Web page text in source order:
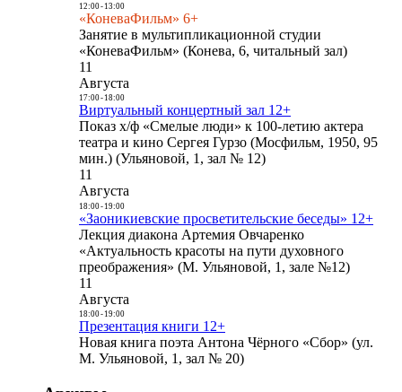
12:00- 13:00
«КоневаФильм» 6+
Занятие в мультипликационной студии
«КоневаФильм» (Конева, 6, читальный зал)
11
Августа
17:00- 18:00
Виртуальный концертный зал 12+
Показ х/ф «Смелые люди» к 100-летию актера
театра и кино Сергея Гурзо (Мосфильм, 1950, 95
мин.) (Ульяновой, 1, зал № 12)
11
Августа
18:00- 19:00
«Заоникиевские просветительские беседы» 12+
Лекция диакона Артемия Овчаренко
«Актуальность красоты на пути духовного
преображения» (М. Ульяновой, 1, зале №12)
11
Августа
18:00- 19:00
Презентация книги 12+
Новая книга поэта Антона Чёрного «Сбор» (ул.
М. Ульяновой, 1, зал № 20)